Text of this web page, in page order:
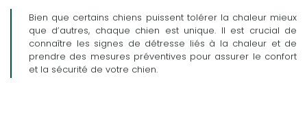
Bien que certains chiens puissent tolérer la chaleur mieux
que d’autres, chaque chien est unique. Il est crucial de
connaître les signes de détresse liés à la chaleur et de
prendre des mesures préventives pour assurer le confort
et la sécurité de votre chien.